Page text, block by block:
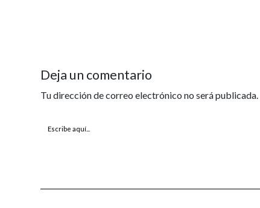
Deja un comentario
Tu dirección de correo electrónico no será publicada.
Escribe